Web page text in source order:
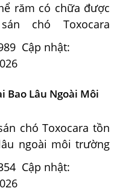
răm có chữa được
chó Toxocara
Tiến sĩ Bác sĩ
Hằng Lan giải đáp
dẫn điều trị
Cập nhật:
Bao Lâu Ngoài Môi
chó Toxocara tồn
ngoài môi trường
lây nhiễm nguy
con người. Tiến sĩ
Cập nhật: